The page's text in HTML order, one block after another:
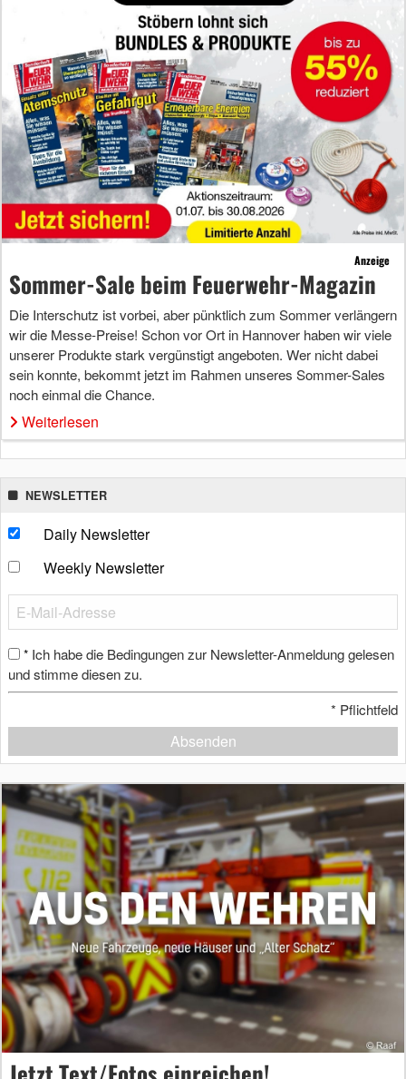
Anzeige
Sommer-Sale beim Feuerwehr-Magazin
Die Interschutz ist vorbei, aber pünktlich zum Sommer verlängern
wir die Messe-Preise! Schon vor Ort in Hannover haben wir viele
unserer Produkte stark vergünstigt angeboten. Wer nicht dabei
sein konnte, bekommt jetzt im Rahmen unseres Sommer-Sales
noch einmal die Chance.
Weiterlesen
NEWSLETTER
Daily Newsletter
Weekly Newsletter
* Ich habe die Bedingungen zur Newsletter-Anmeldung gelesen
und stimme diesen zu.
* Pflichtfeld
Absenden